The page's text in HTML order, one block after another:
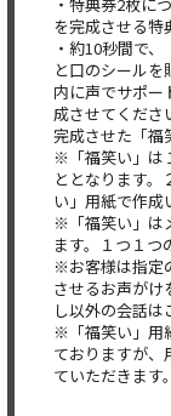
を完成させる特
・約10秒間で
と口のシール
内に声でサポー
成させてくださ
完成させた「福
※「福笑い」は
ととなります
い」用紙で作成
※「福笑い」は
ます。１つ１つ
※お客様は指定
させるお声がけ
し以外の会話は
※「福笑い」用
ておりますが、
ていただきます。